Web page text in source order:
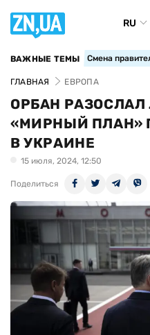
RU
ВАЖНЫЕ ТЕМЫ Смена
ГЛАВНАЯ ЕВРОПА
ОРБАН
«МИРНЫЙ ПЛАН»
В УКРАИНЕ
15 июля, 2024, 12:50
Поделиться